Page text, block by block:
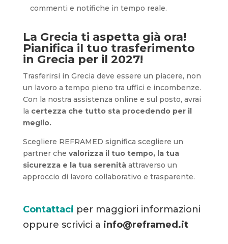
commenti e notifiche in tempo reale.
La Grecia ti aspetta già ora!
Pianifica il tuo trasferimento
in Grecia per il 2027!
Trasferirsi in Grecia deve essere un piacere, non
un lavoro a tempo pieno tra uffici e incombenze.
Con la nostra assistenza online e sul posto, avrai
la certezza che tutto sta procedendo per il
meglio.
Scegliere REFRAMED significa scegliere un
partner che valorizza il tuo tempo, la tua
sicurezza e la tua serenitàattraverso un
approccio di lavoro collaborativo e trasparente.
Contattaci per maggiori informazioni
oppure scrivici a info@reframed.it